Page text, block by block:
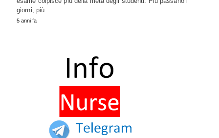
giorni, più…
5 anni fa